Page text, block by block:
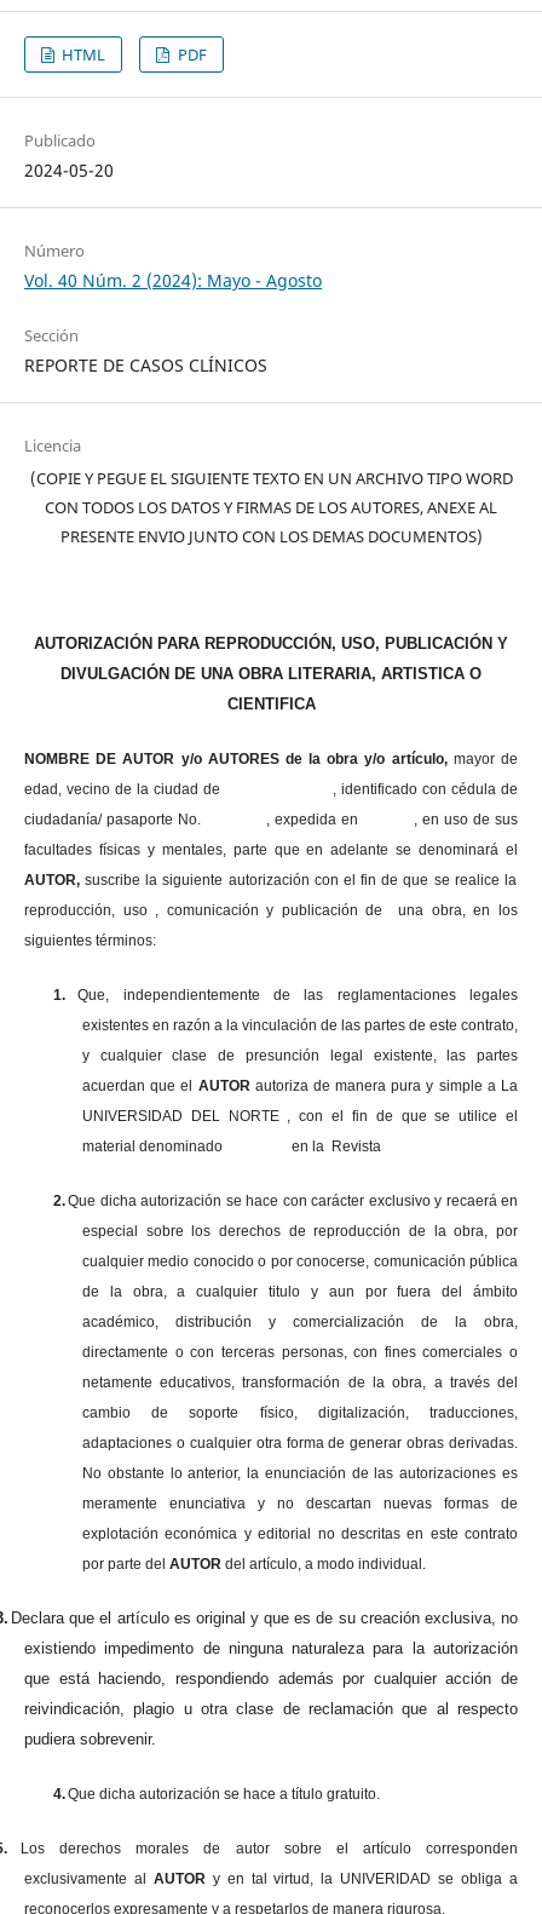
HTML PDF
Publicado
2024-05-20
Número
Vol. 40 Núm. 2 (2024): Mayo - Agosto
Sección
REPORTE DE CASOS CLÍNICOS
Licencia
(COPIE Y PEGUE EL SIGUIENTE TEXTO EN UN ARCHIVO TIPO WORD
CON TODOS LOS DATOS Y FIRMAS DE LOS AUTORES, ANEXE AL
PRESENTE ENVIO JUNTO CON LOS DEMAS DOCUMENTOS)
AUTORIZACIÓN PARA REPRODUCCIÓN, USO, PUBLICACIÓN Y
DIVULGACIÓN DE UNA OBRA LITERARIA, ARTISTICA O
CIENTIFICA
NOMBRE DE AUTOR y/o AUTORES de la obra y/o artículo, mayor de
edad, vecino de la ciudad de , identificado con cédula de
ciudadanía/ pasaporte No. , expedida en , en uso de sus
facultades físicas y mentales, parte que en adelante se denominará el
AUTOR,suscribe la siguiente autorización con el fin de que se realice la
reproducción, uso , comunicación y publicación de una obra, en los
siguientes términos:
1.
Que, independientemente de las reglamentaciones legales
existentes en razón a la vinculación de las partes de este contrato,
y cualquier clase de presunción legal existente, las partes
acuerdan que el AUTOR autoriza de manera pura y simple a La
UNIVERSIDAD DEL NORTE , con el fin de que se utilice el
material denominado en la Revista
2.Que dicha autorización se hace con carácter exclusivo y recaerá en
especial sobre los derechos de reproducción de la obra, por
cualquier medio conocido o por conocerse, comunicación pública
de la obra, a cualquier titulo y aun por fuera del ámbito
académico, distribución y comercialización de la obra,
directamente o con terceras personas, con fines comerciales o
netamente educativos, transformación de la obra, a través del
cambio de soporte físico, digitalización, traducciones,
adaptaciones o cualquier otra forma de generar obras derivadas.
No obstante lo anterior, la enunciación de las autorizaciones es
meramente enunciativa y no descartan nuevas formas de
explotación económica y editorial no descritas en este contrato
por parte del AUTORdel artículo, a modo individual.
Declara que el artículo es original y que es de su creación exclusiva, no
existiendo impedimento de ninguna naturaleza para la autorización
que está haciendo, respondiendo además por cualquier acción de
reivindicación, plagio u otra clase de reclamación que al respecto
pudiera sobrevenir.
4.Que dicha autorización se hace a título gratuito.
Los derechos morales de autor sobre el artículo corresponden
exclusivamente al AUTOR y en tal virtud, la UNIVERIDAD se obliga a
reconocerlos expresamente y a respetarlos de manera rigurosa.